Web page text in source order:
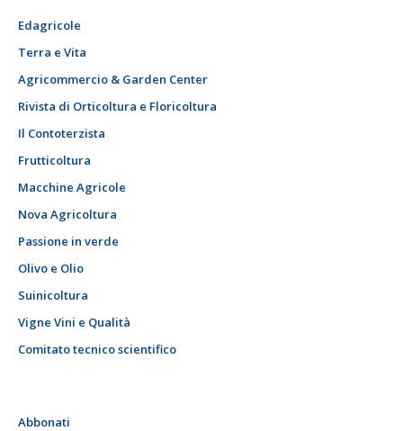
Edagricole
Terra e Vita
Agricommercio & Garden Center
Rivista di Orticoltura e Floricoltura
Il Contoterzista
Frutticoltura
Macchine Agricole
Nova Agricoltura
Passione in verde
Olivo e Olio
Suinicoltura
Vigne Vini e Qualità
Comitato tecnico scientifico
Abbonati